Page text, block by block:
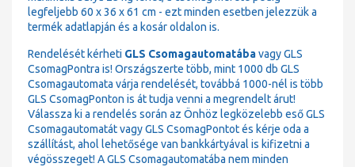
legfeljebb 60 x 36 x 61 cm - ezt minden esetben jelezzük a
termék adatlapján és a kosár oldalon is.
Rendelését kérheti GLS Csomagautomatábavagy GLS
CsomagPontra is! Országszerte több, mint 1000 db GLS
Csomagautomata várja rendelését, továbbá 1000-nél is több
GLS CsomagPonton is át tudja venni a megrendelt árut!
Válassza ki a rendelés során az Önhöz legközelebb eső GLS
Csomagautomatát vagy GLS CsomagPontot és kérje oda a
szállítást, ahol lehetősége van bankkártyával is kifizetni a
végösszeget! A GLS Csomagautomatába nem minden